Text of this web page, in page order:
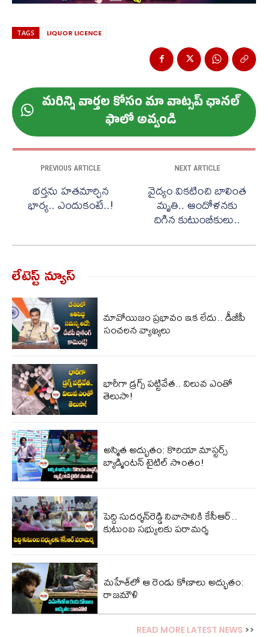
TAGS LIQUOR LICENCE
మ‌రిన్ని వార్త‌ల కోసం మా వాట్స‌ప్ ఛాన‌ల్
ఫాలో అవ్వండి
PREVIOUS ARTICLE
భర్తను హతమార్చిన
భార్య.. ఎందుకంటే..!
NEXT ARTICLE
వైద్యం వికటించి బాలింత
మృతి.. ఆందోళనకు
దిగిన కుటుంబీకులు..
లేటెస్ట్ న్యూస్‌
మావోయిజం ప్రభావం ఇక లేదు.. డీజీపీ
సంచలన వ్యాఖ్యలు
భారీగా డ్రగ్స్ పట్టివేత.. విలువ ఎంతో
తెలుసా!
అస్మిత అద్భుతం: కొరియా మాస్టర్స్
బ్యాడ్మింటన్ టైటిల్ సొంతం!
పెద్ది సుదర్శన్‌రెడ్డి నివాసానికి కేసీఆర్..
కుటుంబ సభ్యులకు పరామర్శ
మహేశ్‌లో ఆ రెండు కోణాలు అద్భుతం:
రాజమౌళి
READ MORE LATEST NEWS >>